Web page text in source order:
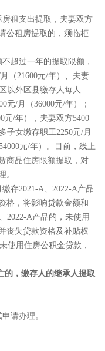
租支出提取，夫妻双方
公租房提取的，须临柜
超过一年的提取限额，
（21600元/年）、夫妻
以外区县缴存人每人
元/月（36000元/年）；
元/年），夫妻双方5400
子女缴存职工2250元/月
元/年）。目前，线上
商品住房限额提取，对
。
存2021-A、2022-A产品
格，将影响贷款金额和
2022-A产品的，未使用
丧失贷款资格及补贴权
使用住房公积金贷款，
的，缴存人的继承人提取
请办理。